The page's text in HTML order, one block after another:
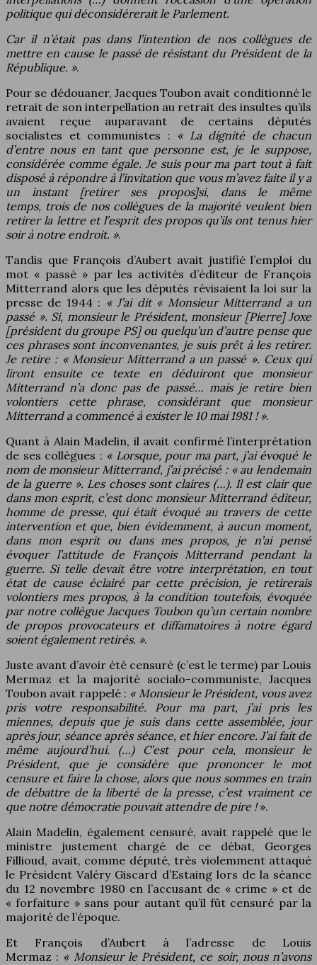
politique qui déconsidérerait le Parlement.
Car il n’était pas dans l’intention de nos collègues de
mettre en cause le passé de résistant du Président de la
République. ».
Pour se dédouaner, Jacques Toubon avait conditionné le
retrait de son interpellation au retrait des insultes qu’ils
avaient reçue auparavant de certains députés
socialistes et communistes : « La dignité de chacun
d’entre nous en tant que personne est, je le suppose,
considérée comme égale. Je suis pour ma part tout à fait
disposé à répondre à l’invitation que vous m’avez faite il y a
un instant [retirer ses propos]si, dans le même
temps, trois de nos collègues de la majorité veulent bien
retirer la lettre et l’esprit des propos qu’ils ont tenus hier
soir à notre endroit. ».
Tandis que François d’Aubert avait justifié l’emploi du
mot « passé » par les activités d’éditeur de François
Mitterrand alors que les députés révisaient la loi sur la
presse de 1944 : « J’ai dit « Monsieur Mitterrand a un
passé ». Si, monsieur le Président, monsieur [Pierre] Joxe
[président du groupe PS] ou quelqu’un d’autre pense que
ces phrases sont inconvenantes, je suis prêt à les retirer.
Je retire : « Monsieur Mitterrand a un passé ». Ceux qui
liront ensuite ce texte en déduiront que monsieur
Mitterrand n’a donc pas de passé… mais je retire bien
volontiers cette phrase, considérant que monsieur
Mitterrand a commencé à exister le 10 mai 1981 ! ».
Quant à Alain Madelin, il avait confirmé l’interprétation
de ses collègues : « Lorsque, pour ma part, j’ai évoqué le
nom de monsieur Mitterrand, j’ai précisé : « au lendemain
de la guerre ». Les choses sont claires (…). Il est clair que
dans mon esprit, c’est donc monsieur Mitterrand éditeur,
homme de presse, qui était évoqué au travers de cette
intervention et que, bien évidemment, à aucun moment,
dans mon esprit ou dans mes propos, je n’ai pensé
évoquer l’attitude de François Mitterrand pendant la
guerre. Si telle devait être votre interprétation, en tout
état de cause éclairé par cette précision, je retirerais
volontiers mes propos, à la condition toutefois, évoquée
par notre collègue Jacques Toubon qu’un certain nombre
de propos provocateurs et diffamatoires à notre égard
soient également retirés. ».
Juste avant d’avoir été censuré (c’est le terme) par Louis
Mermaz et la majorité socialo-communiste, Jacques
Toubon avait rappelé : « Monsieur le Président, vous avez
pris votre responsabilité. Pour ma part, j’ai pris les
miennes, depuis que je suis dans cette assemblée, jour
après jour, séance après séance, et hier encore. J’ai fait de
même aujourd’hui. (…) C’est pour cela, monsieur le
Président, que je considère que prononcer le mot
censure et faire la chose, alors que nous sommes en train
de débattre de la liberté de la presse, c’est vraiment ce
que notre démocratie pouvait attendre de pire !».
Alain Madelin, également censuré, avait rappelé que le
ministre justement chargé de ce débat, Georges
Fillioud, avait, comme député, très violemment attaqué
le Président Valéry Giscard d’Estaing lors de la séance
du 12 novembre 1980 en l’accusant de « crime » et de
« forfaiture » sans pour autant qu’il fût censuré par la
majorité de l’époque.
Et François d’Aubert à l’adresse de Louis
Mermaz : « Monsieur le Président, ce soir, nous n’avons